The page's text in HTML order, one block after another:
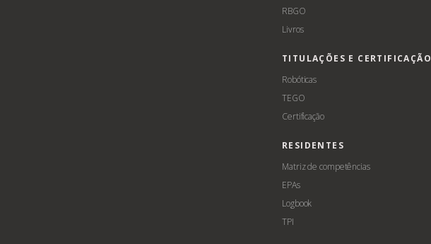
RBGO
Livros
TITULAÇÕES E CERTIFICAÇÃO
Robóticas
TEGO
Certificação
RESIDENTES
Matriz de competências
EPAs
Logbook
TPI